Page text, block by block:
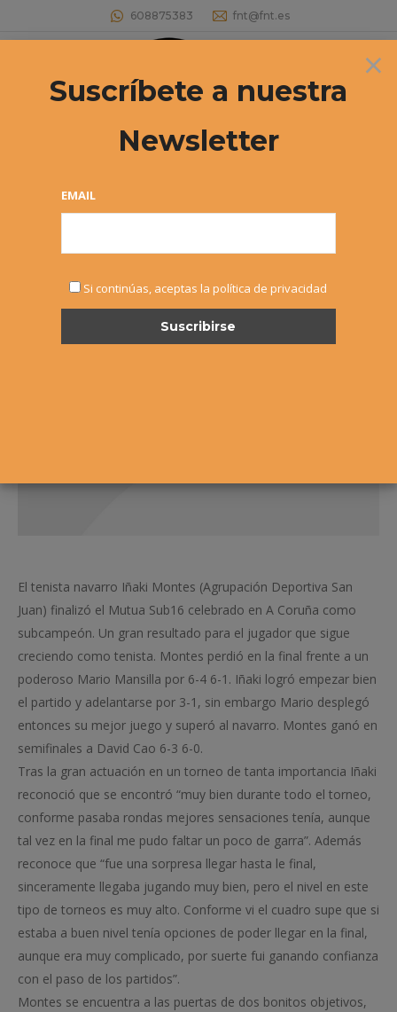
608875383 fnt@fnt.es
Buscar:
Iñaki Montes subcampeón Mutua
El tenista navarro Iñaki Montes (Agrupación Deportiva San
Juan) finalizó el Mutua Sub16 celebrado en A Coruña como
subcampeón. Un gran resultado para el jugador que sigue
creciendo como tenista. Montes perdió en la final frente a un
poderoso Mario Mansilla por 6-4 6-1. Iñaki logró empezar bien
el partido y adelantarse por 3-1, sin embargo Mario desplegó
entonces su mejor juego y superó al navarro. Montes ganó en
semifinales a David Cao 6-3 6-0.
Tras la gran actuación en un torneo de tanta importancia Iñaki
reconoció que se encontró “muy bien durante todo el torneo,
conforme pasaba rondas mejores sensaciones tenía, aunque
tal vez en la final me pudo faltar un poco de garra”. Además
reconoce que “fue una sorpresa llegar hasta le final,
sinceramente llegaba jugando muy bien, pero el nivel en este
tipo de torneos es muy alto. Conforme vi el cuadro supe que si
estaba a buen nivel tenía opciones de poder llegar en la final,
aunque era muy complicado, por suerte fui ganando confianza
con el paso de los partidos”.
Montes se encuentra a las puertas de dos bonitos objetivos,
×
Suscríbete a nuestra
Newsletter
EMAIL
Si continúas, aceptas la política de privacidad